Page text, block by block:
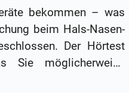
bekommen – was
beim Hals-Nasen-
Der Hörtest
Sie möglicherweise
geahnt haben: Ihr